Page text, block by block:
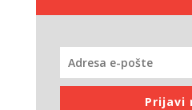
Prijavi